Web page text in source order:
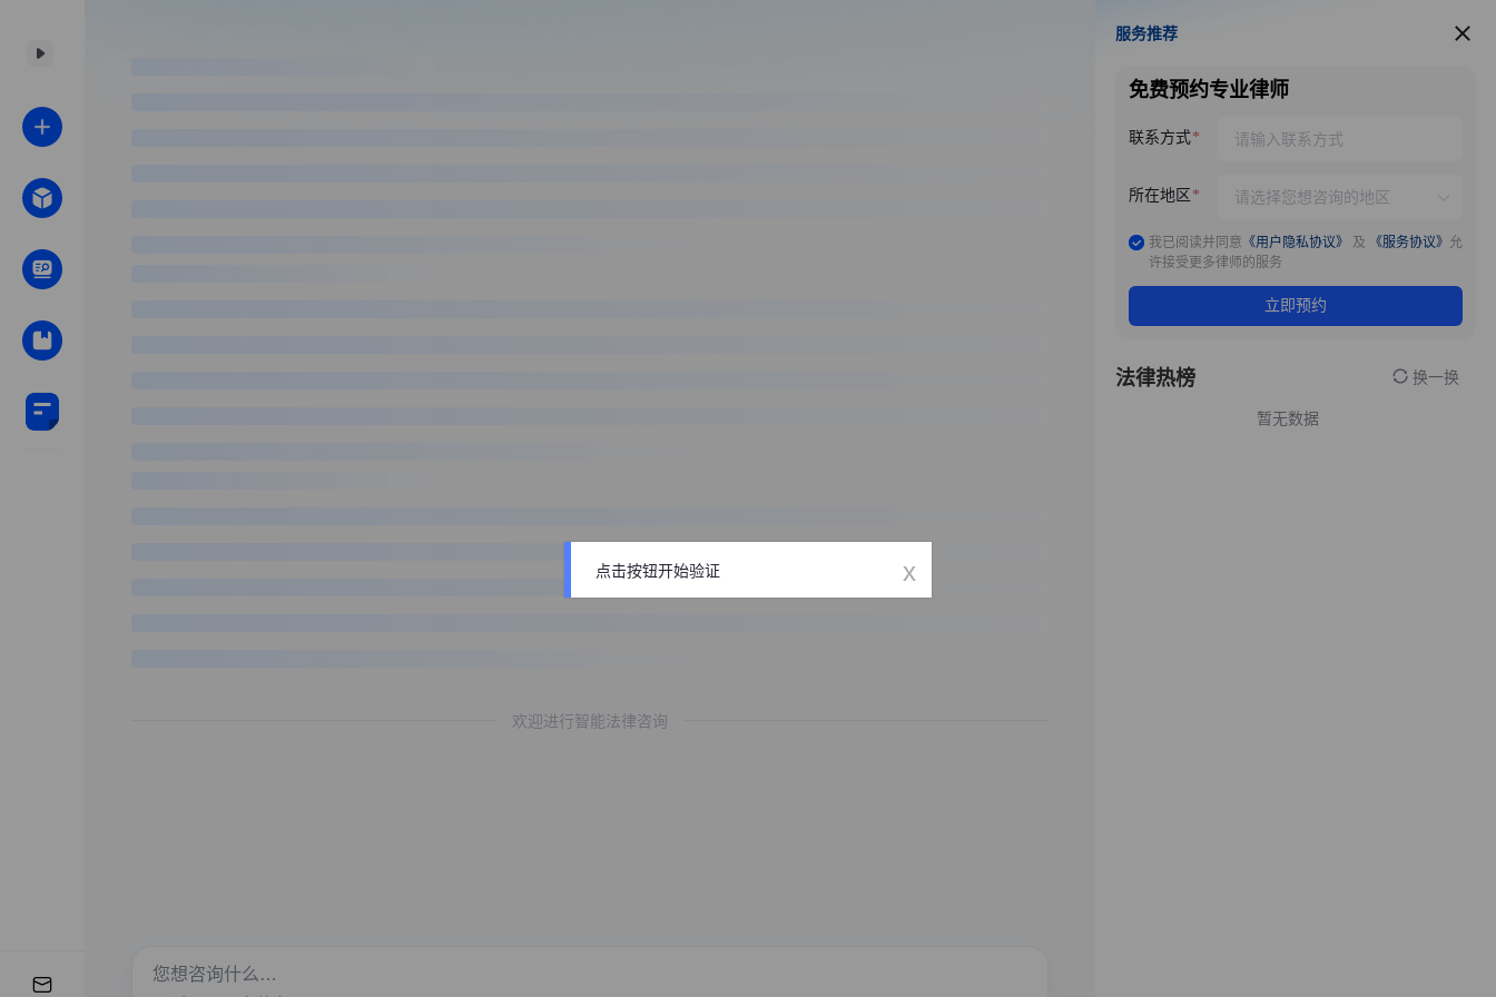
欢迎进行智能法律咨询
服务推荐
服务推荐
免费预约专业律师
联系方式
所在地区
我已阅读并同意 《用户隐私协议》 及 《服务协议》 允
许接受更多律师的服务
立即预约
法律热榜 换一换
暂无数据
点击按钮开始验证 x